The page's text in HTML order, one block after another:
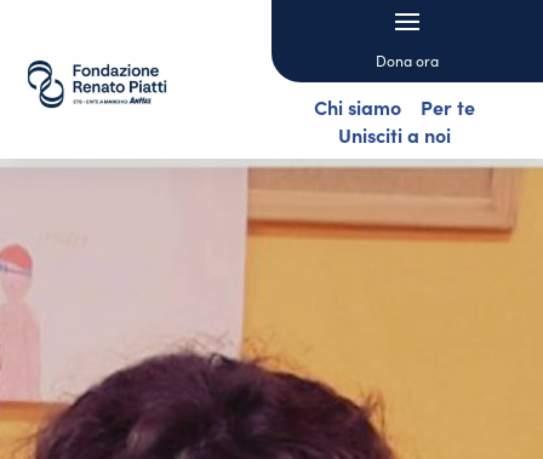
Dona ora
Chi siamo
Per te
Unisciti a noi